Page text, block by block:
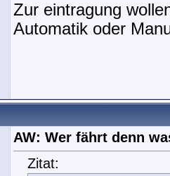
Zur eintragung
Automatik oder
AW: Wer fährt denn
Zitat: